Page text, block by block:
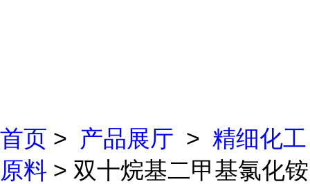
首页 > 产品展厅 > 精细化工
原料 > 双十烷基二甲基氯化铵